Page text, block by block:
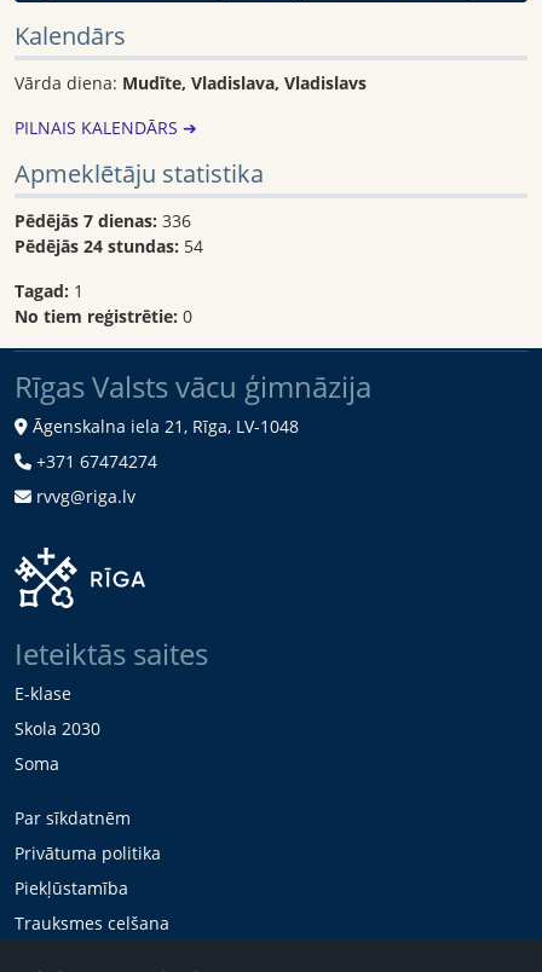
Kalendārs
Vārda diena: Mudīte, Vladislava, Vladislavs
PILNAIS KALENDĀRS ➔
Apmeklētāju statistika
Pēdējās 7 dienas: 336
Pēdējās 24 stundas: 54
Tagad: 1
No tiem reģistrētie: 0
Rīgas Valsts vācu ģimnāzija
Āgenskalna iela 21, Rīga, LV-1048
+371 67474274
rvvg@riga.lv
Ieteiktās saites
E-klase
Skola 2030
Soma
Par sīkdatnēm
Privātuma politika
Piekļūstamība
Trauksmes celšana